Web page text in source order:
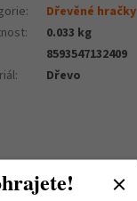
:
Dřevěné hračky
:
0.033 kg
8593547132409
: Dřevo